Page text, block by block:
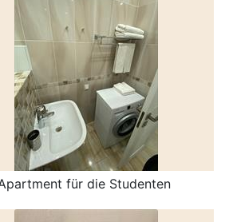
für die Studenten